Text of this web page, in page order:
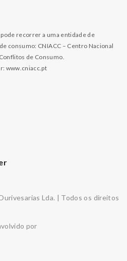
recorrer a uma entidade de
consumo: CNIACC – Centro Nacional
de Consumo.
www.cniacc.pt
Lda. | Todos os direitos
por